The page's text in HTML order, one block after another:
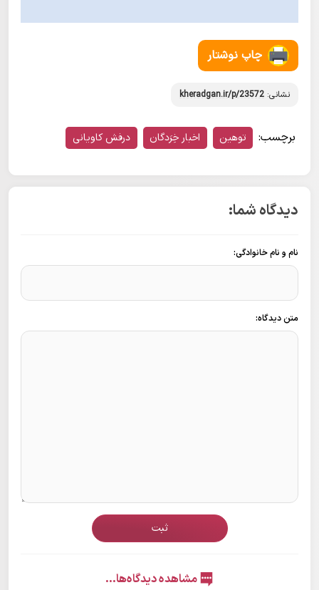
چاپ نوشتار
نشانی: kheradgan.ir/p/23572
برچسب: توهین اخبار خِرَدگان درفش کاویانی
دیدگاه شما:
نام و نام خانوادگی:
متن دیدگاه:
ثبت
مشاهده دیدگاه‌ها...